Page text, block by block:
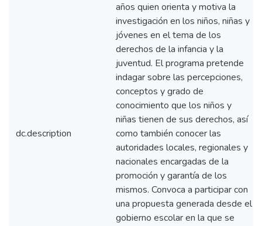
dc.description
años quien orienta y motiva la
investigación en los niños, niñas y
jóvenes en el tema de los
derechos de la infancia y la
juventud. El programa pretende
indagar sobre las percepciones,
conceptos y grado de
conocimiento que los niños y
niñas tienen de sus derechos, así
como también conocer las
autoridades locales, regionales y
nacionales encargadas de la
promoción y garantía de los
mismos. Convoca a participar con
una propuesta generada desde el
gobierno escolar en la que se